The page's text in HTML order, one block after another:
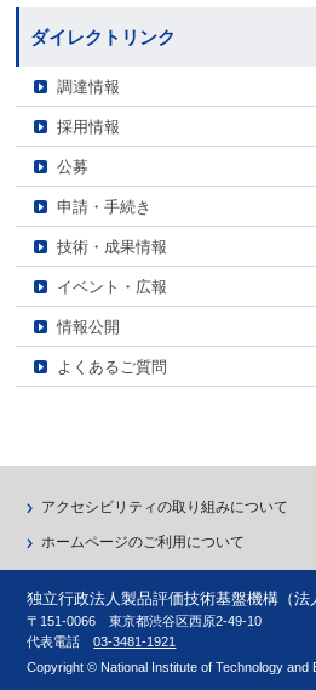
ダイレクトリンク
調達情報
採用情報
公募
申請・手続き
技術・成果情報
イベント・広報
情報公開
よくあるご質問
アクセシビリティの取り組みについて
ホームページのご利用について
独立行政法人製品評価技術基盤機構（法
〒151-0066 東京都渋谷区西原2-49-10
代表電話03-3481-1921
Copyright © National Institute of Technology and